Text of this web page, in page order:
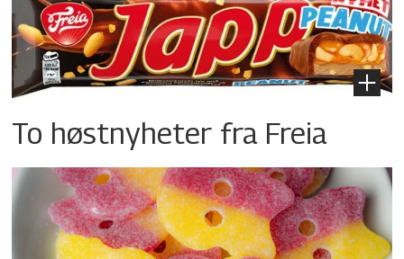
To høstnyheter fra Freia